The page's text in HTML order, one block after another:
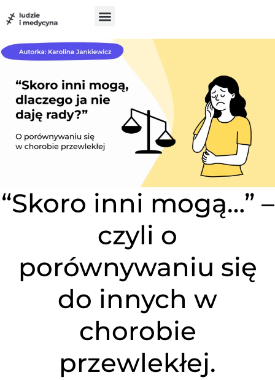
treści
“Skoro inni mogą…” –
czyli o
porównywaniu się
do innych w
chorobie
przewlekłej.